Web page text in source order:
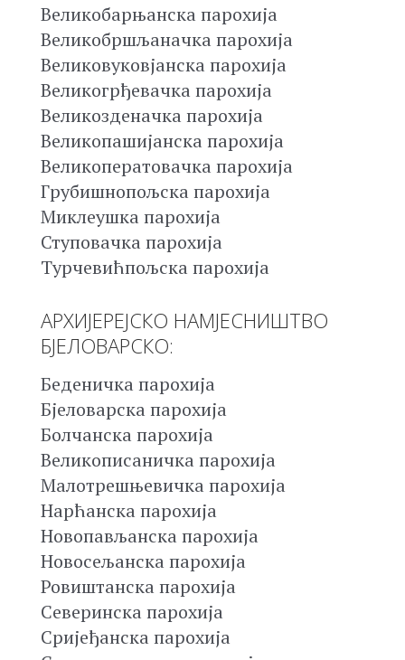
Великобарњанска парохија
Великобршљаначка парохија
Великовуковјанска парохија
Великогрђевачка парохија
Великозденачка парохија
Великопашијанска парохија
Великоператовачка парохија
Грубишнопољска парохија
Миклеушка парохија
Ступовачка парохија
Турчевићпољска парохија
АРХИЈЕРЕЈСКО НАМЈЕСНИШТВО
БЈЕЛОВАРСКО:
Беденичка парохија
Бјеловарска парохија
Болчанска парохија
Великописаничка парохија
Малотрешњевичка парохија
Нарћанска парохија
Новопављанска парохија
Новосељанска парохија
Ровиштанска парохија
Северинска парохија
Сријеђанска парохија